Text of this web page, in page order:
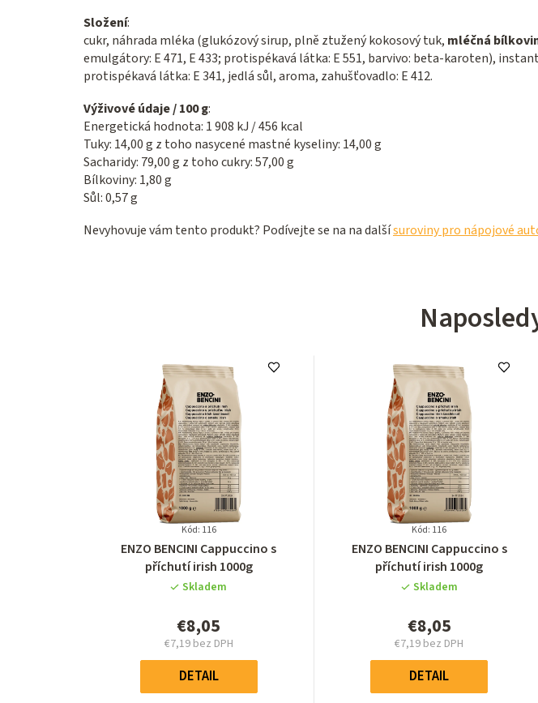
Složení:
cukr, náhrada mléka (glukózový sirup, plně ztužený kokosový tuk, mléčná
emulgátory: E 471, E 433; protispékavá látka: E 551, barvivo: beta-karoten),
protispékavá látka: E 341, jedlá sůl, aroma, zahušťovadlo: E 412.
Výživové údaje / 100 g:
Energetická hodnota: 1 908 kJ / 456 kcal
Tuky: 14,00 g z toho nasycené mastné kyseliny: 14,00 g
Sacharidy: 79,00 g z toho cukry: 57,00 g
Bílkoviny: 1,80 g
Sůl: 0,57 g
Nevyhovuje vám tento produkt? Podívejte se na na dalšísuroviny pro nápojové
Kód: 116
Priemerné
hodnotenie
produktu
4,9
z
hviezdičiek.
ENZO BENCINI Cappuccino s
příchutí irish 1000g
Skladem
€8,05
€7,19 bez DPH
Jednotková
cena:
DETAIL
Kód: 116
Priemerné
hodnotenie
produktu
4,9
z
hviezdičiek.
ENZO BENCINI Cappuccino s
příchutí irish 1000g
Skladem
€8,05
€7,19 bez DPH
Jednotková
cena:
DETAIL